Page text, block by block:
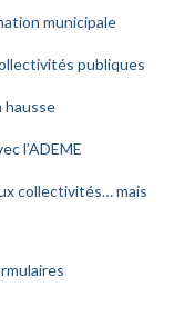
municipale
publiques
hausse
l’ADEME
collectivités… mais